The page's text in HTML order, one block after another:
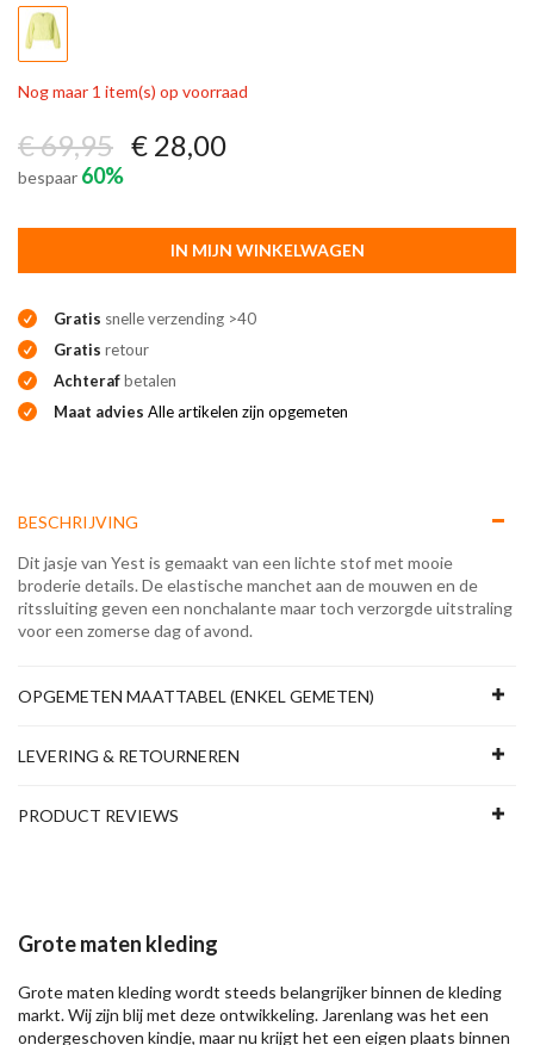
Nog maar 1 item(s) op voorraad
€ 69,95 € 28,00
bespaar 60%
IN MIJN WINKELWAGEN
Gratis snelle verzending >40
Gratis retour
Achterafbetalen
Maat advies Alle artikelen zijn opgemeten
BESCHRIJVING
Dit jasje van Yest is gemaakt van een lichte stof met mooie
broderie details. De elastische manchet aan de mouwen en de
ritssluiting geven een nonchalante maar toch verzorgde uitstraling
voor een zomerse dag of avond.
OPGEMETEN MAATTABEL (ENKEL GEMETEN)
LEVERING & RETOURNEREN
PRODUCT REVIEWS
Grote maten kleding
Grote maten kleding wordt steeds belangrijker binnen de kleding
markt. Wij zijn blij met deze ontwikkeling. Jarenlang was het een
ondergeschoven kindje, maar nu krijgt het een eigen plaats binnen